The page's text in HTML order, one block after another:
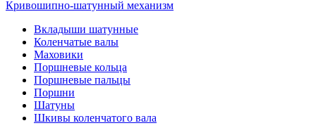
Кривошипно-шатунный механизм
Вкладыши шатунные
Коленчатые валы
Маховики
Поршневые кольца
Поршневые пальцы
Поршни
Шатуны
Шкивы коленчатого вала